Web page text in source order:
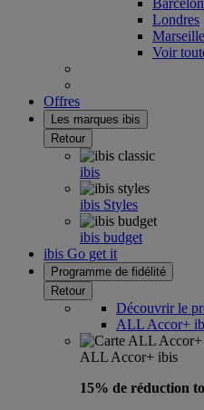
Londres
Marseille
Voir
Offres
Les marques ibis
Retour
ibis
ibis Styles
ibis budget
ibis Go get it
Programme de fidélité
Retour
Découvrir le
ALL Accor+
ALL Accor+ ibis
15% de réduction